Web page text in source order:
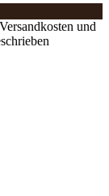
und